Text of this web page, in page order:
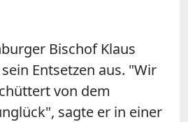
Bischof Klaus
Entsetzen aus. "Wir
von dem
sagte er in einer